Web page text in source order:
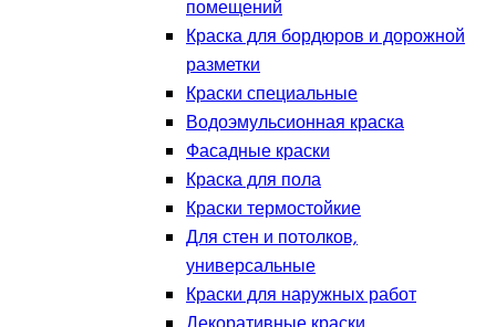
помещений
Краска для бордюров и дорожной
разметки
Краски специальные
Водоэмульсионная краска
Фасадные краски
Краска для пола
Краски термостойкие
Для стен и потолков,
универсальные
Краски для наружных работ